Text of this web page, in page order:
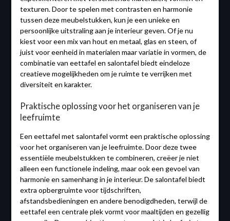
texturen. Door te spelen met contrasten en harmonie
tussen deze meubelstukken, kun je een unieke en
persoonlijke uitstraling aan je interieur geven. Of je nu
kiest voor een mix van hout en metaal, glas en steen, of
juist voor eenheid in materialen maar variatie in vormen, de
combinatie van eettafel en salontafel biedt eindeloze
creatieve mogelijkheden om je ruimte te verrijken met
diversiteit en karakter.
Praktische oplossing voor het organiseren van je
leefruimte
Een eettafel met salontafel vormt een praktische oplossing
voor het organiseren van je leefruimte. Door deze twee
essentiële meubelstukken te combineren, creëer je niet
alleen een functionele indeling, maar ook een gevoel van
harmonie en samenhang in je interieur. De salontafel biedt
extra opbergruimte voor tijdschriften,
afstandsbedieningen en andere benodigdheden, terwijl de
eettafel een centrale plek vormt voor maaltijden en gezellig